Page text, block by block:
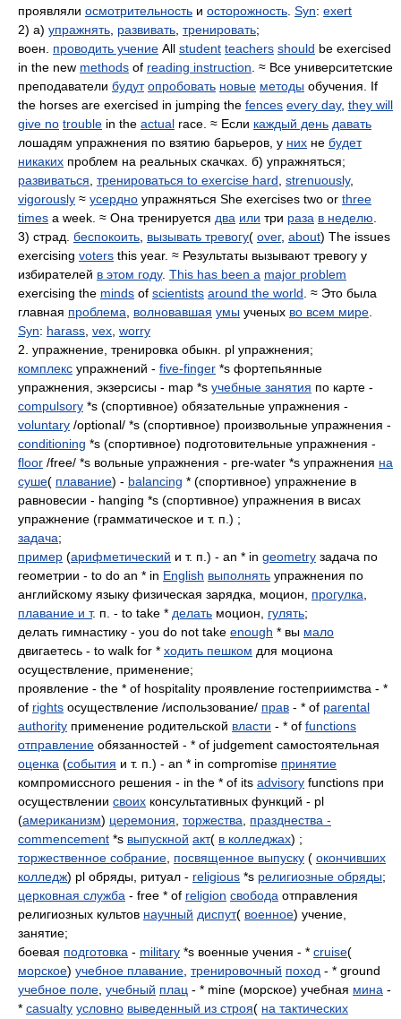
проявляли осмотрительность и осторожность Syn: exert
2) а) упражнять развивать тренировать;
воен. проводить учение All student teachers should be exercised
in the new methods of reading instruction . ≈ Все университетские
преподаватели будут опробовать новые методы обучения. If
the horses are exercised in jumping the fences every day, they will
give no trouble in the actual race. ≈ Если каждый день давать
лошадям упражнения по взятию барьеров, у них не будет
никаких проблем на реальных скачках. б) упражняться;
развиваться тренироваться to exercise hard strenuously,
vigorously ≈ усердно упражняться She exercises two or three
times a week. ≈ Она тренируется два или три раза в неделю
3) страд. беспокоить вызывать тревогу( over, about) The issues
exercising voters this year. ≈ Результаты вызывают тревогу у
избирателей в этом году. This has been a major problem
exercising the minds of scientists around the world . ≈ Это была
главная проблема волновавшая умы ученых во всем мире
Syn: harass vex worry
2. упражнение, тренировка обыкн. pl упражнения;
комплекс упражнений - five-finger *s фортепьянные
упражнения, экзерсисы - map *s учебные занятия по карте -
compulsory *s (спортивное) обязательные упражнения -
voluntary /optional/ *s (спортивное) произвольные упражнения -
conditioning *s (спортивное) подготовительные упражнения -
floor /free/ *s вольные упражнения - pre-water *s упражнения на
суше( плавание) - balancing * (спортивное) упражнение в
равновесии - hanging *s (спортивное) упражнения в висах
упражнение (грамматическое и т. п.) ;
задача;
пример (арифметический и т. п.) - an * in geometry задача по
геометрии - to do an * in English выполнять упражнения по
английскому языку физическая зарядка, моцион, прогулка
плавание и т. п. - to take * делать моцион, гулять;
делать гимнастику - you do not take enough * вы мало
двигаетесь - to walk for * ходить пешком для моциона
осуществление, применение;
проявление - the * of hospitality проявление гостеприимства - *
of rights осуществление /использование/ прав - * of parental
authority применение родительской власти - * of functions
отправление обязанностей - * of judgement самостоятельная
оценка (события и т. п.) - an * in compromise принятие
компромиссного решения - in the * of its advisory functions при
осуществлении своих консультативных функций - pl
(американизм) церемония торжества
празднества -
commencement *s выпускной акт( в колледжах) ;
торжественное собрание посвященное выпуску ( окончивших
колледж) pl обряды, ритуал - religious *s религиозные обряды;
церковная служба - free * of religion свобода отправления
религиозных культов научный диспут( военное) учение,
занятие;
боевая подготовка - military *s военные учения - * cruise(
морское) учебное плавание тренировочный поход - * ground
учебное поле учебный плац - * mine (морское) учебная мина -
* casualty условно выведенный из строя( на тактических